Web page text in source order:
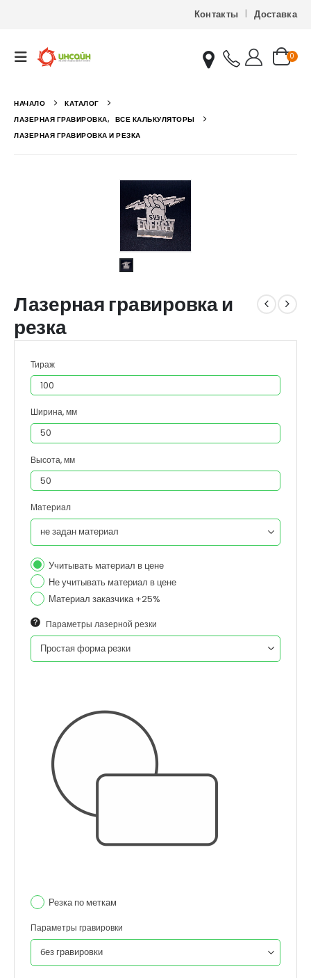
Контакты Доставка
0
НАЧАЛО
КАТАЛОГ
ЛАЗЕРНАЯ ГРАВИРОВКА, ВСЕ КАЛЬКУЛЯТОРЫ
ЛАЗЕРНАЯ ГРАВИРОВКА И РЕЗКА
Лазерная гравировка и
резка
Тираж
Ширина, мм
Высота, мм
Материал
Учитывать материал в цене
Не учитывать материал в цене
Материал заказчика +25%
Параметры лазерной резки
Резка по меткам
Параметры гравировки